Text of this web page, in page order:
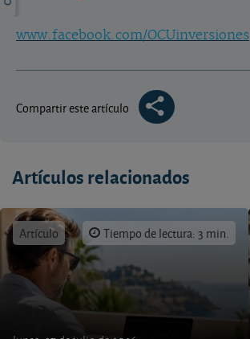
www.facebook.com/OCUinversiones
Compartir este artículo
Artículos relacionados
Artículo Tiempo de lectura: 3 min.